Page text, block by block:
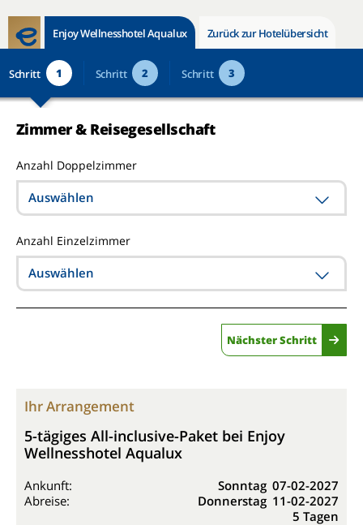
Enjoy Wellnesshotel Aqualux Zurück zur Hotelübersicht
Schritt 1 Schritt 2 Schritt 3
Zimmer & Reisegesellschaft
Anzahl Doppelzimmer
Auswählen
Anzahl Einzelzimmer
Auswählen
Nächster Schritt
Ihr Arrangement
5-tägiges All-inclusive-Paket bei Enjoy
Wellnesshotel Aqualux
Ankunft: Sonntag 07-02-2027
Abreise:
Donnerstag 11-02-2027
5 Tagen